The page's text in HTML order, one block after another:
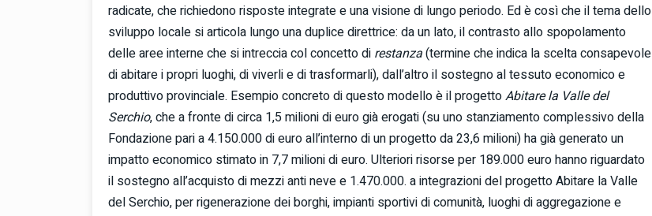
radicate, che richiedono risposte integrate e una visione di lungo periodo. Ed è così che il tema dello
sviluppo locale si articola lungo una duplice direttrice: da un lato, il contrasto allo spopolamento
delle aree interne che si intreccia col concetto di restanza(termine che indica la scelta consapevole
di abitare i propri luoghi, di viverli e di trasformarli), dall’altro il sostegno al tessuto economico e
produttivo provinciale. Esempio concreto di questo modello è il progettoAbitare la Valle del
Serchio, che a fronte di circa 1,5 milioni di euro già erogati (su uno stanziamento complessivo della
Fondazione pari a 4.150.000 di euro all’interno di un progetto da 23,6 milioni) ha già generato un
impatto economico stimato in 7,7 milioni di euro. Ulteriori risorse per 189.000 euro hanno riguardato
il sostegno all’acquisto di mezzi anti neve e 1.470.000. a integrazioni del progetto Abitare la Valle
del Serchio, per rigenerazione dei borghi, impianti sportivi di comunità, luoghi di aggregazione e